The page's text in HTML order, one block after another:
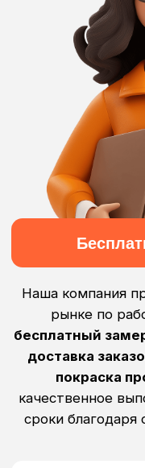
сроки благодаря
Монтаж
электрокарнизов
Покраска профилей
по каталогу RAL
Подробнее
Подробнее
Не нашли